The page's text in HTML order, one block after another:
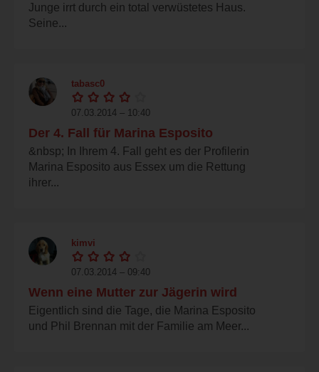
Junge irrt durch ein total verwüstetes Haus.
Seine...
tabasc0
07.03.2014 – 10:40
Der 4. Fall für Marina Esposito
&nbsp; In Ihrem 4. Fall geht es der Profilerin
Marina Esposito aus Essex um die Rettung
ihrer...
kimvi
07.03.2014 – 09:40
Wenn eine Mutter zur Jägerin wird
Eigentlich sind die Tage, die Marina Esposito
und Phil Brennan mit der Familie am Meer...